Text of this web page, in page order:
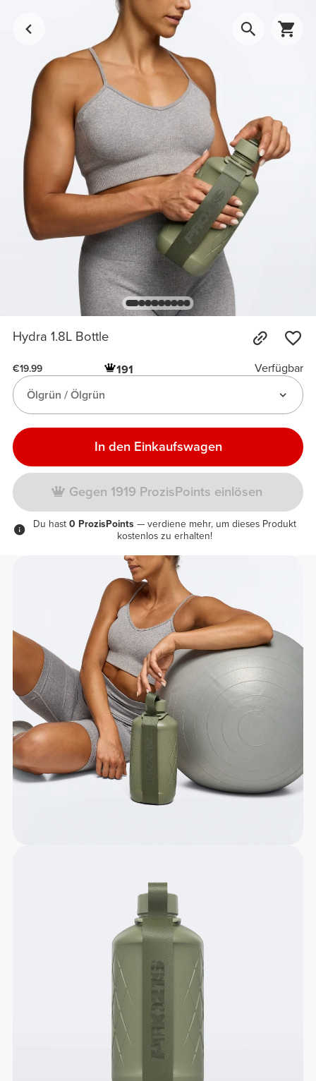
Hydra 1.8L Bottle
€19.99 191
Verfügbar
Ölgrün / Ölgrün
In den Einkaufswagen
Gegen 1919 ProzisPoints einlösen
Du hast 0 ProzisPoints — verdiene mehr, um dieses Produkt
kostenlos zu erhalten!